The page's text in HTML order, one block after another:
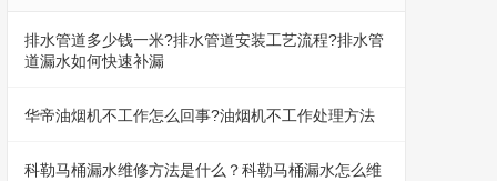
排水管道多少钱一米?排水管道安装工艺流程?排水管
道漏水如何快速补漏
华帝油烟机不工作怎么回事?油烟机不工作处理方法
科勒马桶漏水维修方法是什么？科勒马桶漏水怎么维